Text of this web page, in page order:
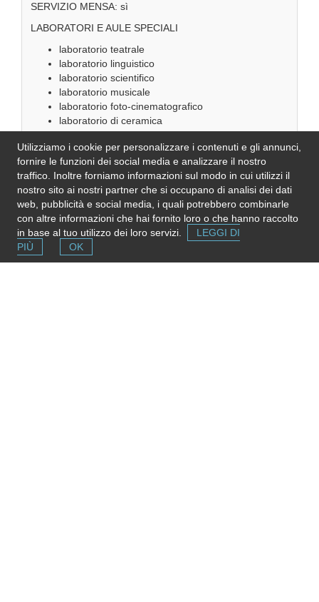
SERVIZIO MENSA: sì
LABORATORI E AULE SPECIALI
laboratorio teatrale
laboratorio linguistico
laboratorio scientifico
laboratorio musicale
laboratorio foto-cinematografico
laboratorio di ceramica
aula video
aula informatica
biblioteca
IMPIANTI SPORTIVI: palestra
CERTIFICAZIONI LINGUISTICHE: Trinity (inglese)
ATTIVITÀ EXTRACURRICOLARI
laboratorio teatrale
laboratorio musicale
Utilizziamo i cookie per personalizzare i contenuti e gli annunci,
fornire le funzioni dei social media e analizzare il nostro
traffico. Inoltre forniamo informazioni sul modo in cui utilizzi il
nostro sito ai nostri partner che si occupano di analisi dei dati
web, pubblicità e social media, i quali potrebbero combinarle
con altre informazioni che hai fornito loro o che hanno raccolto
in base al tuo utilizzo dei loro servizi.
LEGGI DI
PIÙ
OK